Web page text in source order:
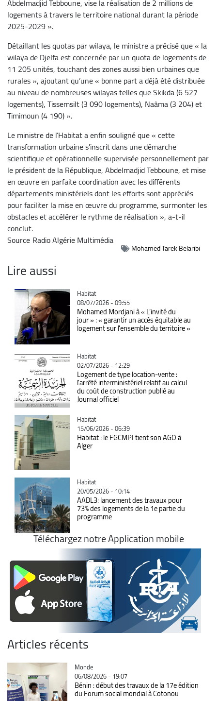
logements à travers le territoire national durant la période
2025-2029 ».
Détaillant les quotas par wilaya, le ministre a précisé que « la
wilaya de Djelfa est concernée par un quota de logements de
11 205 unités, touchant des zones aussi bien urbaines que
rurales », ajoutant qu’une « bonne part a déjà été distribuée
au niveau de nombreuses wilayas telles que Skikda (6 527
logements), Tissemsilt (3 090 logements), Naâma (3 204) et
Timimoun (4 190) ».
Le ministre de l’Habitat a enfin souligné que « cette
transformation urbaine s'inscrit dans une démarche
scientifique et opérationnelle supervisée personnellement par
le président de la République, Abdelmadjid Tebboune, et mise
en œuvre en parfaite coordination avec les différents
départements ministériels dont les efforts sont appréciés
pour faciliter la mise en œuvre du programme, surmonter les
obstacles et accélérer le rythme de réalisation », a-t-il
conclut.
Source Radio Algérie Multimédia
Mohamed Tarek Belaribi
Lire aussi
Catégorie
Habitat
08/07/2026 - 09:55
Mohamed Mordjani à « L’invité du
jour » : « garantir un accès équitable au
logement sur l'ensemble du territoire »
Catégorie
Habitat
02/07/2026 - 12:29
Logement de type location-vente :
l'arrêté interministériel relatif au calcul
du coût de construction publié au
Journal officiel
Catégorie
Habitat
15/06/2026 - 06:39
Habitat : le FGCMPI tient son AGO à
Alger
Catégorie
Habitat
20/05/2026 - 10:14
AADL3: lancement des travaux pour
73% des logements de la 1e partie du
programme
Téléchargez notre Application mobile
Articles récents
Catégorie
Monde
06/08/2026 - 19:07
Bénin : début des travaux de la 17e édition
du Forum social mondial à Cotonou